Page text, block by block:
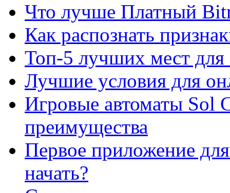
Что лучше Платный
Как распознать
Топ-5 лучших мест для
Лучшие условия для
Игровые автоматы Sol
преимущества
Первое приложение
начать?